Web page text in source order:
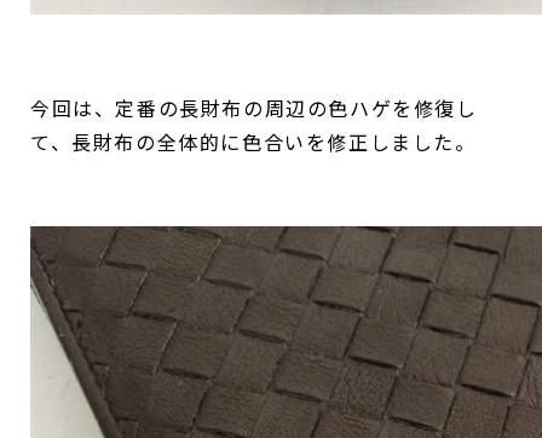
今回は、定番の長財布の周辺の色ハゲを修復し
て、長財布の全体的に色合いを修正しました。